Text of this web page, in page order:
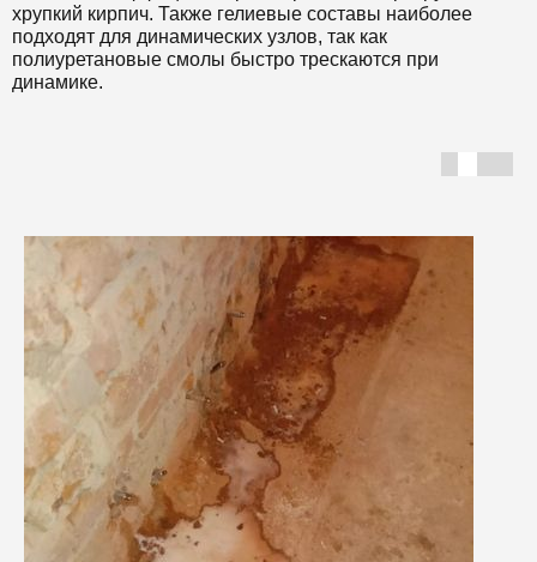
хрупкий кирпич. Также гелиевые составы наиболее
подходят для динамических узлов, так как
полиуретановые смолы быстро трескаются при
динамике.